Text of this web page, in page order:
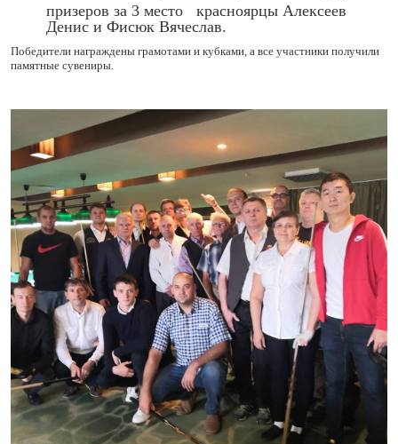
призеров за 3 место
красноярцы Алексеев
Денис и Фисюк Вячеслав.
Победители награждены грамотами и кубками, а все участники получили
памятные сувениры.